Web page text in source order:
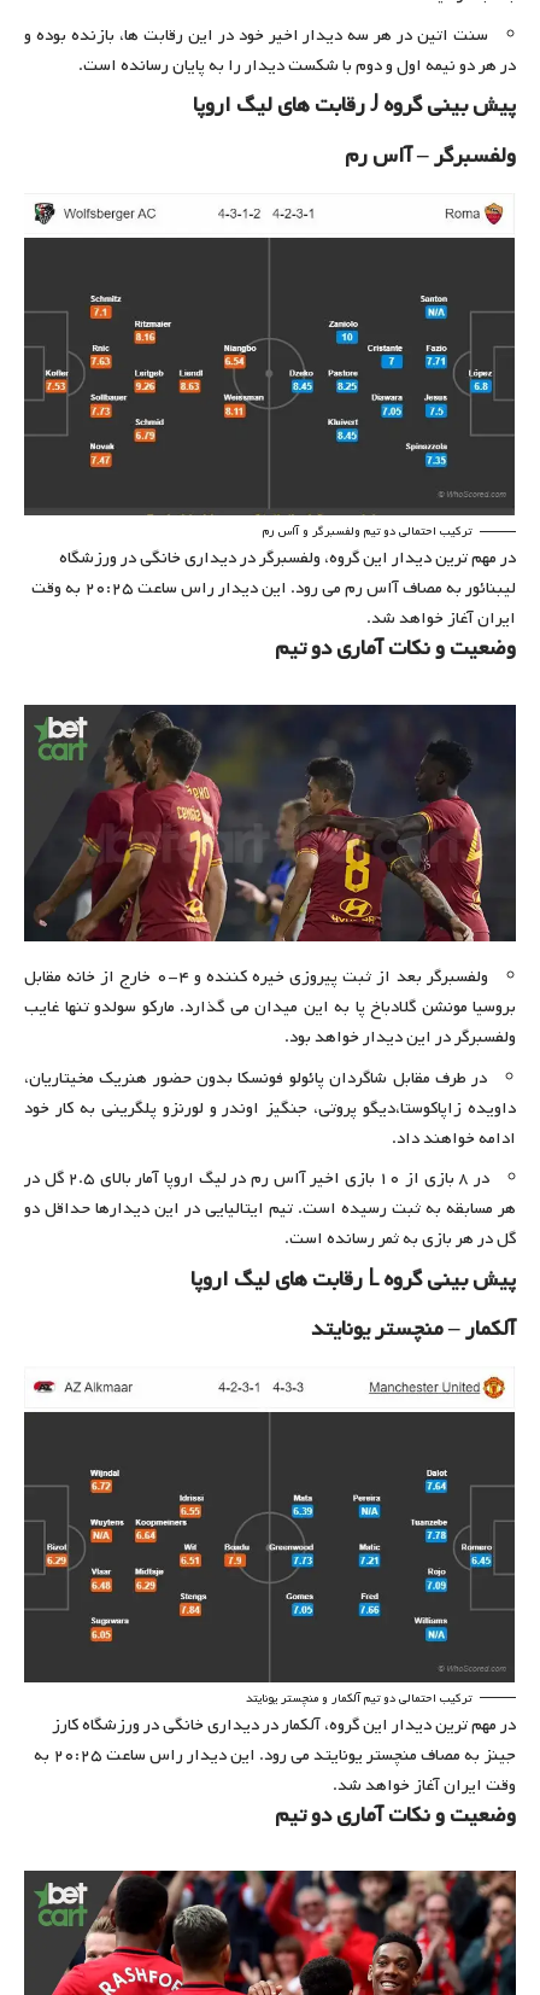
سنت اتین در هر سه دیدار اخیر خود در این رقابت ها، بازنده بوده و
در هر دو نیمه اول و دوم با شکست دیدار را به پایان رسانده است.
پیش بینی گروه J رقابت های لیگ اروپا
ولفسبرگر – آاس رم
ترکیب احتمالی دو تیم ولفسبرگر و آاس رم
در مهم ترین دیدار این گروه، ولفسبرگر در دیداری خانگی در ورزشگاه
لیبنائور به مصاف آاس رم می رود. این دیدار راس ساعت ۲۰:۲۵ به وقت
ایران آغاز خواهد شد.
وضعیت و نکات آماری دو تیم
ولفسبرگر بعد از ثبت پیروزی خیره کننده و ۴-۰ خارج از خانه مقابل
بروسیا مونشن گلادباخ پا به این میدان می گذارد. مارکو سولدو تنها غایب
ولفسبرگر در این دیدار خواهد بود.
در طرف مقابل شاگردان پائولو فونسکا بدون حضور هنریک مخیتاریان،
داویده زاپاکوستا،‌دیگو پروتی،‌ جنگیز اوندر و لورنزو پلگرینی به کار خود
ادامه خواهند داد.
در ۸ بازی از ۱۰ بازی اخیر آاس رم در لیگ اروپا آمار بالای ۲.۵ گل در
هر مسابقه به ثبت رسیده است. تیم ایتالیایی در این دیدارها حداقل دو
گل در هر بازی به ثمر رسانده است.
پیش بینی گروه L رقابت های لیگ اروپا
آلکمار – منچستر یونایتد
ترکیب احتمالی دو تیم آلکمار و منچستر یونایتد
در مهم ترین دیدار این گروه، آلکمار در دیداری خانگی در ورزشگاه کارز
جینز به مصاف منچستر یونایتد می رود. این دیدار راس ساعت ۲۰:۲۵ به
وقت ایران آغاز خواهد شد.
وضعیت و نکات آماری دو تیم